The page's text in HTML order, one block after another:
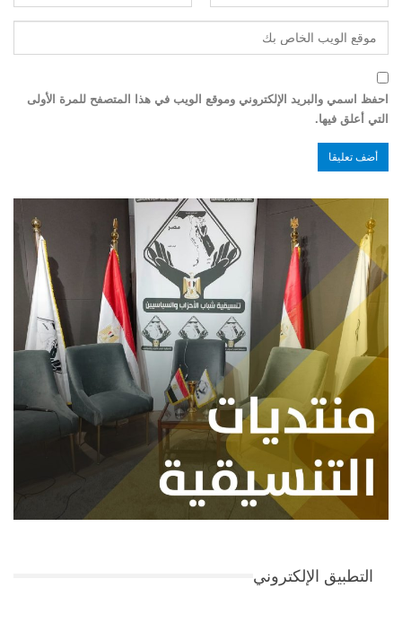
احفظ اسمي والبريد الإلكتروني وموقع الويب في هذا المتصفح للمرة الأولى
التي أعلق فيها.
التطبيق الإلكتروني